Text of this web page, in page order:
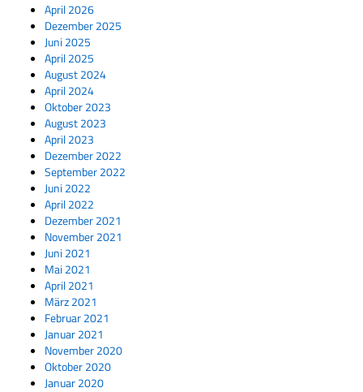
April 2026
Dezember 2025
Juni 2025
April 2025
August 2024
April 2024
Oktober 2023
August 2023
April 2023
Dezember 2022
September 2022
Juni 2022
April 2022
Dezember 2021
November 2021
Juni 2021
Mai 2021
April 2021
März 2021
Februar 2021
Januar 2021
November 2020
Oktober 2020
Januar 2020